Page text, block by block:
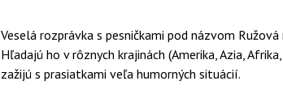
Veselá rozprávka s pesničkami pod názvom
Hľadajú ho v rôznych krajinách (Amerika, Azia,
zažijú s prasiatkami veľa humorných situácií.